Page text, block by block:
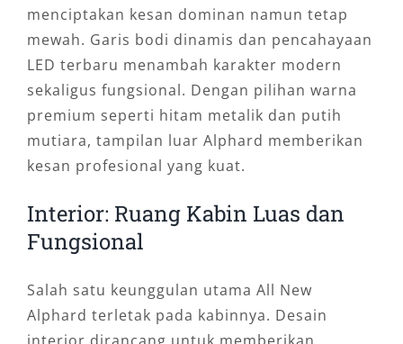
menciptakan kesan dominan namun tetap
mewah. Garis bodi dinamis dan pencahayaan
LED terbaru menambah karakter modern
sekaligus fungsional. Dengan pilihan warna
premium seperti hitam metalik dan putih
mutiara, tampilan luar Alphard memberikan
kesan profesional yang kuat.
Interior: Ruang Kabin Luas dan
Fungsional
Salah satu keunggulan utama All New
Alphard terletak pada kabinnya. Desain
interior dirancang untuk memberikan